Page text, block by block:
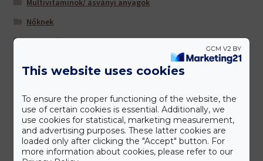
Multivitaminok/ ásványi anyagok
Nőknek
Sportolóknak
Táplálkozás-Beállítás (TM) -hoz ajánljuk
Tisztítás és salaktalanítás
Úti patika
Várandósoknak
This website uses cookies
To ensure the proper functioning of the website, the
use of certain cookies is essential. Additionally, we
use cookies for statistical, marketing measurement,
and advertising purposes. These latter cookies are
loaded only after clicking the "Accept" button. For
more information about cookies, please refer to our